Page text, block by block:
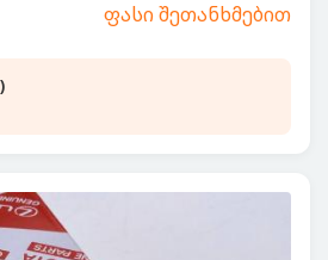
ფასი შეთანხმებით